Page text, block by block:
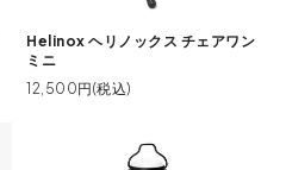
Helinox ヘリノックス チェアワン
ミニ
12,500円(税込)